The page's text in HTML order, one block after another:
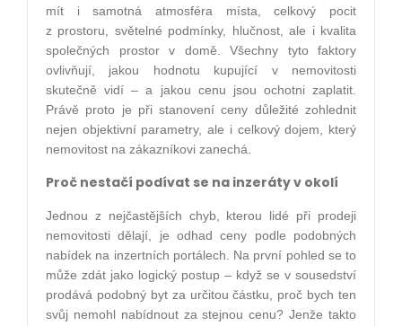
mít i samotná atmosféra místa, celkový pocit
z prostoru, světelné podmínky, hlučnost, ale i kvalita
společných prostor v domě. Všechny tyto faktory
ovlivňují, jakou hodnotu kupující v nemovitosti
skutečně vidí – a jakou cenu jsou ochotni zaplatit.
Právě proto je při stanovení ceny důležité zohlednit
nejen objektivní parametry, ale i celkový dojem, který
nemovitost na zákazníkovi zanechá.
Proč nestačí podívat se na inzeráty v okolí
Jednou z nejčastějších chyb, kterou lidé při prodeji
nemovitosti dělají, je odhad ceny podle podobných
nabídek na inzertních portálech. Na první pohled se to
může zdát jako logický postup – když se v sousedství
prodává podobný byt za určitou částku, proč bych ten
svůj nemohl nabídnout za stejnou cenu? Jenže takto